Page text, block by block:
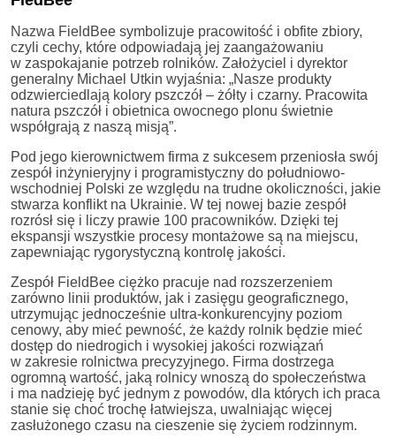
Nazwa FieldBee symbolizuje pracowitość i obfite zbiory,
czyli cechy, które odpowiadają jej zaangażowaniu
w zaspokajanie potrzeb rolników. Założyciel i dyrektor
generalny Michael Utkin wyjaśnia: „Nasze produkty
odzwierciedlają kolory pszczół – żółty i czarny. Pracowita
natura pszczół i obietnica owocnego plonu świetnie
współgrają z naszą misją”.
Pod jego kierownictwem firma z sukcesem przeniosła swój
zespół inżynieryjny i programistyczny do południowo-
wschodniej Polski ze względu na trudne okoliczności, jakie
stwarza konflikt na Ukrainie. W tej nowej bazie zespół
rozrósł się i liczy prawie 100 pracowników. Dzięki tej
ekspansji wszystkie procesy montażowe są na miejscu,
zapewniając rygorystyczną kontrolę jakości.
Zespół FieldBee ciężko pracuje nad rozszerzeniem
zarówno linii produktów, jak i zasięgu geograficznego,
utrzymując jednocześnie ultra-konkurencyjny poziom
cenowy, aby mieć pewność, że każdy rolnik będzie mieć
dostęp do niedrogich i wysokiej jakości rozwiązań
w zakresie rolnictwa precyzyjnego. Firma dostrzega
ogromną wartość, jaką rolnicy wnoszą do społeczeństwa
i ma nadzieję być jednym z powodów, dla których ich praca
stanie się choć trochę łatwiejsza, uwalniając więcej
zasłużonego czasu na cieszenie się życiem rodzinnym.